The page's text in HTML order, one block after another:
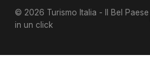
© 2026 Turismo Italia - Il Bel Paese
in un click